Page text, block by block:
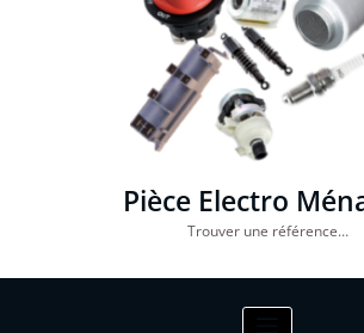
Pièce Electro
Trouver une référence…